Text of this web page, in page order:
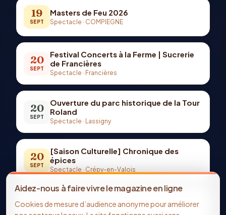
19
SEPT
Masters de Feu 2026
Spectacle · COMPIEGNE
20
SEPT
Festival Concerts à la Ferme | Sucrerie
de Francières
Spectacle · Francières
20
SEPT
Ouverture du parc historique de la Tour
Roland
Spectacle · Lassigny
20
SEPT
[Saison Culturelle] Chronique des
épices
Spectacle · Crépy-en-Valois
25 Les pieds dans le plat
Spectacle Théâtre à Moustaches
Aidez-nous à faire vivre le magazine en ligne
Cookies de mesure d’audience anonyme pour améliorer